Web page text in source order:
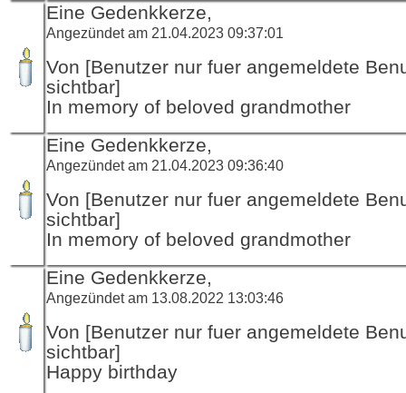
Eine Gedenkkerze,
Angezündet am 21.04.2023 09:37:01
Von [Benutzer nur fuer angemeldete
sichtbar]
In memory of beloved grandmother
Eine Gedenkkerze,
Angezündet am 21.04.2023 09:36:40
Von [Benutzer nur fuer angemeldete
sichtbar]
In memory of beloved grandmother
Eine Gedenkkerze,
Angezündet am 13.08.2022 13:03:46
Von [Benutzer nur fuer angemeldete
sichtbar]
Happy birthday